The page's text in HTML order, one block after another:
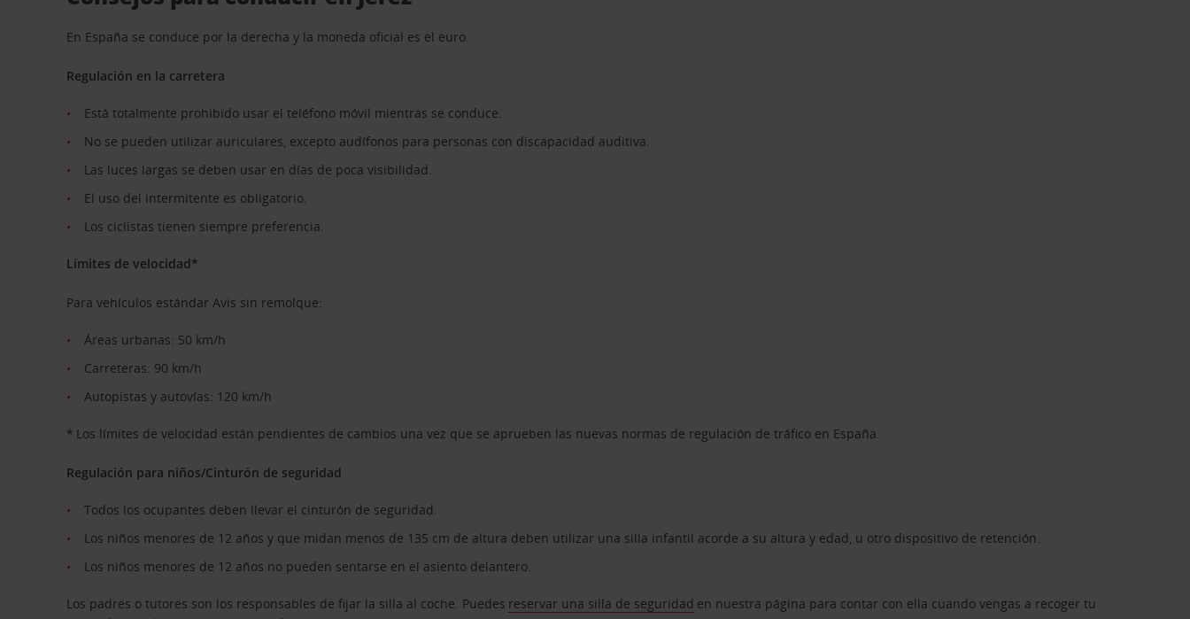
En España se conduce por la derecha y la moneda oficial es el euro.
Regulación en la carretera
Está totalmente prohibido usar el teléfono móvil mientras se conduce.
No se pueden utilizar auriculares, excepto audífonos para personas con discapacidad auditiva.
Las luces largas se deben usar en días de poca visibilidad.
El uso del intermitente es obligatorio.
Los ciclistas tienen siempre preferencia.
Límites de velocidad*
Para vehículos estándar Avis sin remolque:
Áreas urbanas: 50 km/h
Carreteras: 90 km/h
Autopistas y autovías: 120 km/h
* Los límites de velocidad están pendientes de cambios una vez que se aprueben las nuevas normas de regulación de tráfico en España.
Regulación para niños/Cinturón de seguridad
Todos los ocupantes deben llevar el cinturón de seguridad.
Los niños menores de 12 años y que midan menos de 135 cm de altura deben utilizar una silla infantil acorde a su altura y edad, u otro dispositivo de retención.
Los niños menores de 12 años no pueden sentarse en el asiento delantero.
Los padres o tutores son los responsables de fijar la silla al coche. Puedes reservar una silla de seguridad en nuestra página para contar con ella cuando vengas a recoger tu